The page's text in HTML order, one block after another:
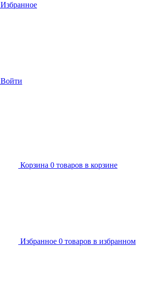
Избранное
Войти
Корзина 0 товаров в корзине
Избранное 0 товаров в избранном